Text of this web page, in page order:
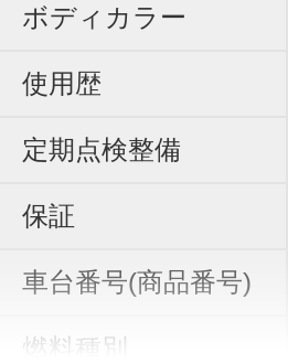
ボディカラー
使用歴
定期点検整備
保証
車台番号(商品番号)
燃料種別